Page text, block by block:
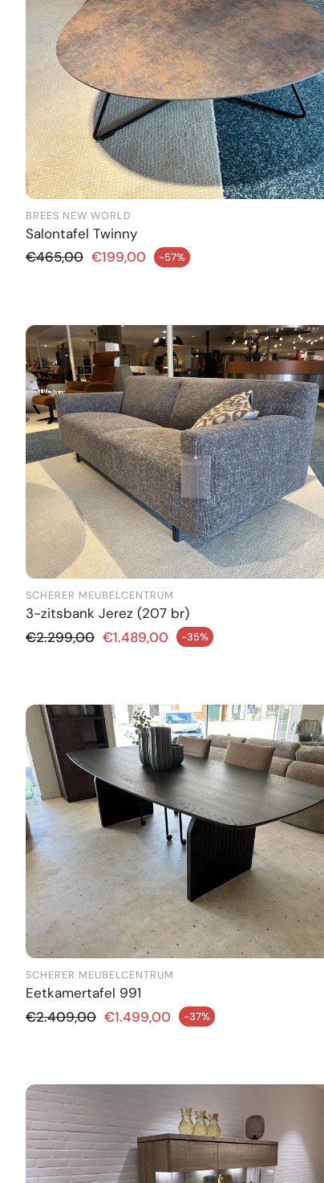
BREES NEW WORLD
Salontafel Twinny
€199,00
-57%
Normale prijs
€465,00
SCHERER MEUBELCENTRUM
3-zitsbank Jerez (207 br)
€1.489,00
-35%
Normale prijs
€2.299,00
SCHERER MEUBELCENTRUM
Eetkamertafel 991
€1.499,00
-37%
Normale prijs
€2.409,00